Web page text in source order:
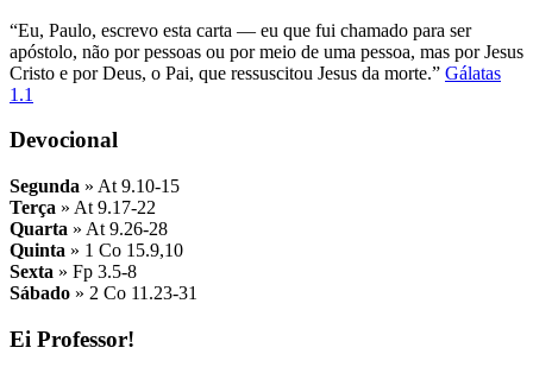
“Eu, Paulo, escrevo esta carta — eu que fui chamado para ser
apóstolo, não por pessoas ou por meio de uma pessoa, mas por Jesus
Cristo e por Deus, o Pai, que ressuscitou Jesus da morte.” Gálatas
1.1
Devocional
Segunda » At 9.10-15
Terça » At 9.17-22
Quarta » At 9.26-28
Quinta » 1 Co 15.9,10
Sexta » Fp 3.5-8
Sábado » 2 Co 11.23-31
Ei Professor!